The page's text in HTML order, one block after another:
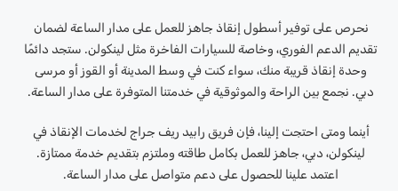
نحرص على توفير أسطول إنقاذ جاهز للعمل على مدار الساعة لضمان
تقديم الدعم الفوري، وخاصة للسيارات الفاخرة مثل لينكولن. ستجد دائمًا
وحدة إنقاذ قريبة منك، سواء كنت في وسط المدينة أو القوز أو مرسى
دبي. نجمع بين الراحة والموثوقية في خدمتنا المتوفرة على مدار الساعة.
أينما ومتى احتجت إلينا، فإن فريق رابيد ريف جراج لخدمات الإنقاذ في
لينكولن، دبي، جاهز للعمل بكامل طاقته وملتزم بتقديم خدمة ممتازة.
اعتمد علينا للحصول على دعم متواصل على مدار الساعة.